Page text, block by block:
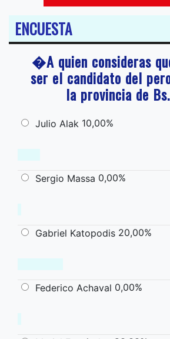
ENCUESTA
�A quien consideras
ser el candidato del
la provincia de
Julio Alak 10,00%
Sergio Massa 0,00%
Gabriel Katopodis 20,00%
Federico Achaval 0,00%